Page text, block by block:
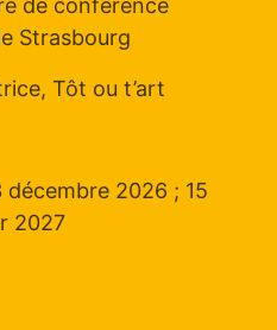
de conférence
Strasbourg
Tôt ou t’art
2026 ; 15
2027